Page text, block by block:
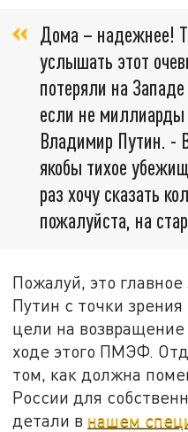
Дома – надежнее!
услышать этот
потеряли на
если не
Владимир Путин. -
якобы тихое
раз хочу сказать
пожалуйста, на
Пожалуй, это
Путин с точки
цели на возвращение
ходе этого ПМЭФ.
том, как должна
России для
детали в нашем